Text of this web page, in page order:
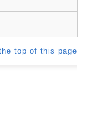
top of this page